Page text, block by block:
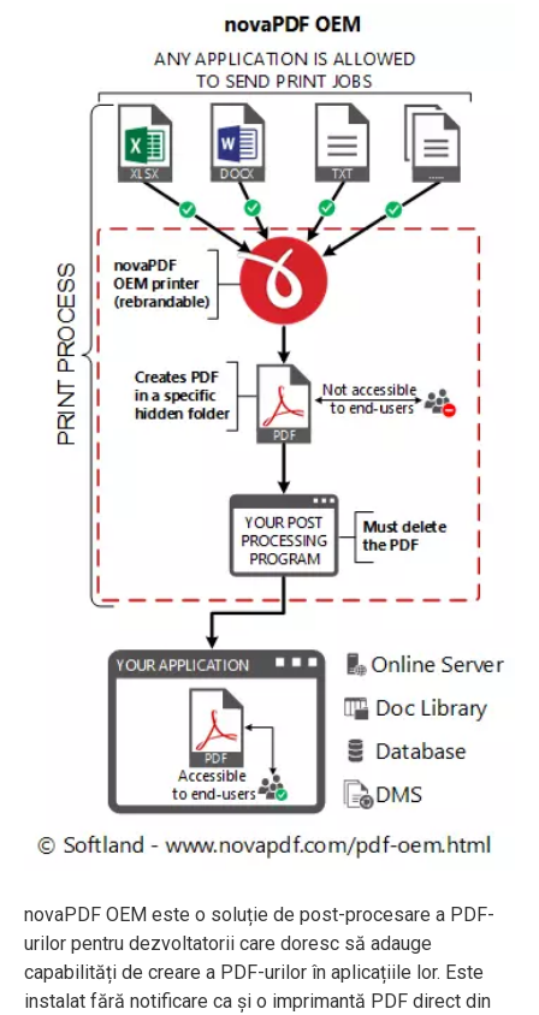
novaPDF OEM este o soluție de post-procesare a PDF-
urilor pentru dezvoltatorii care doresc să adauge
capabilități de creare a PDF-urilor în aplicațiile lor. Este
instalat fără notificare ca și o imprimantă PDF direct din